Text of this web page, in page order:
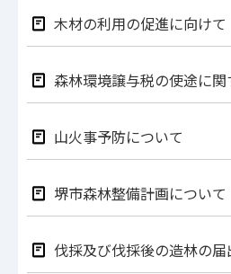
木材の利用の促進に向けて
森林環境譲与税の使途に
山火事予防について
堺市森林整備計画について
伐採及び伐採後の造林の